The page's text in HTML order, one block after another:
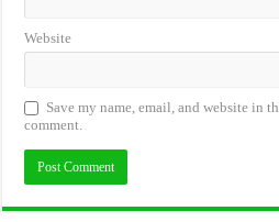
Website
Save my name, email, and website in
comment.